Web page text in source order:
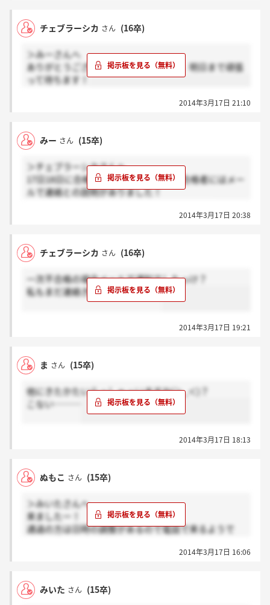
チェブラーシカ さん (16卒)
＞みーさんへ
ありがとうございます！そうですよね。明日まで頑張
って待ちます！
2014年3月17日 21:10
みー さん (15卒)
＞チェブラーシカさんへ
17日18日に合格者には電話で連絡、不合格者にはメー
ルで連絡との説明がありました！
2014年3月17日 20:38
チェブラーシカ さん (16卒)
一次不合格の場合メールで通知でしたっけ？
私もまだ連絡きてないです、、。
2014年3月17日 19:21
ま さん (15卒)
他にきたかたいらっしゃっいますか(＞_＜)？
こない………
2014年3月17日 18:13
ぬもこ さん (15卒)
＞みいたさんへ
来ましたー！
通過の方は日時の調整があるので電話で来るようで
2014年3月17日 16:06
みいた さん (15卒)